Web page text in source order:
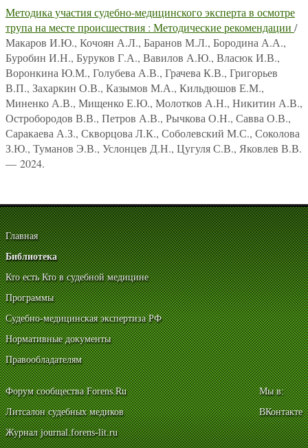
Методика участия судебно-медицинского эксперта в осмотре
трупа на месте происшествия : Методические рекомендации /
Макаров И.Ю., Кочоян А.Л., Баранов М.Л., Бородина А.А.,
Буробин И.Н., Буруков Г.А., Вавилов А.Ю., Власюк И.В.,
Воронкина Ю.М., Голубева А.В., Грачева К.В., Григорьев
В.П., Захаркин О.В., Казымов М.А., Кильдюшов Е.М.,
Миненко А.В., Мищенко Е.Ю., Молотков А.Н., Никитин А.В.,
Остробородов В.В., Петров А.В., Рычкова О.Н., Савва О.В.,
Саракаева А.З., Скворцова Л.К., Соболевский М.С., Соколова
З.Ю., Туманов Э.В., Услонцев Д.Н., Цугуля С.В., Яковлев В.В.
— 2024.
Главная
Библиотека
Кто есть Кто в судебной медицине
Программы
Судебно-медицинская экспертиза РФ
Нормативные документы
Правообладателям
Форум сообщества Forens.Ru
Литсалон судебных медиков
Журнал journal.forens-lit.ru
Мы в:
ВКонтакте